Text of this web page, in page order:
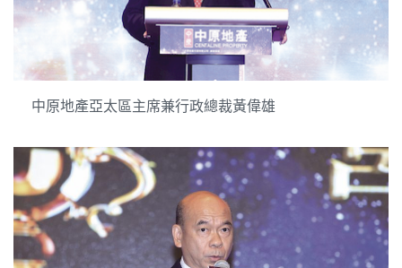
中原地產亞太區主席兼行政總裁黃偉雄